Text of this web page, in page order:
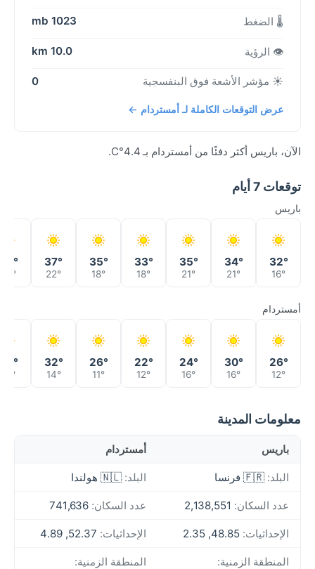
🌡️ الضغط 1023 mb
👁️ الرؤية 10.0 km
☀️ مؤشر الأشعة فوق البنفسجية 0
عرض التوقعات الكاملة لـ أمستردام ←
الآن، باريس أكثر دفئًا من أمستردام بـ 4.4°C.
توقعات 7 أيام
باريس
32°
16°
34°
21°
35°
21°
33°
18°
35°
18°
37°
22°
25°
أمستردام
26°
12°
30°
16°
24°
16°
22°
12°
26°
11°
32°
14°
18°
معلومات المدينة
باريس أمستردام
البلد: 🇫🇷 فرنسا البلد: 🇳🇱 هولندا
عدد السكان: عدد السكان:
الإحداثيات: الإحداثيات:
المنطقة الزمنية:
المنطقة الزمنية: